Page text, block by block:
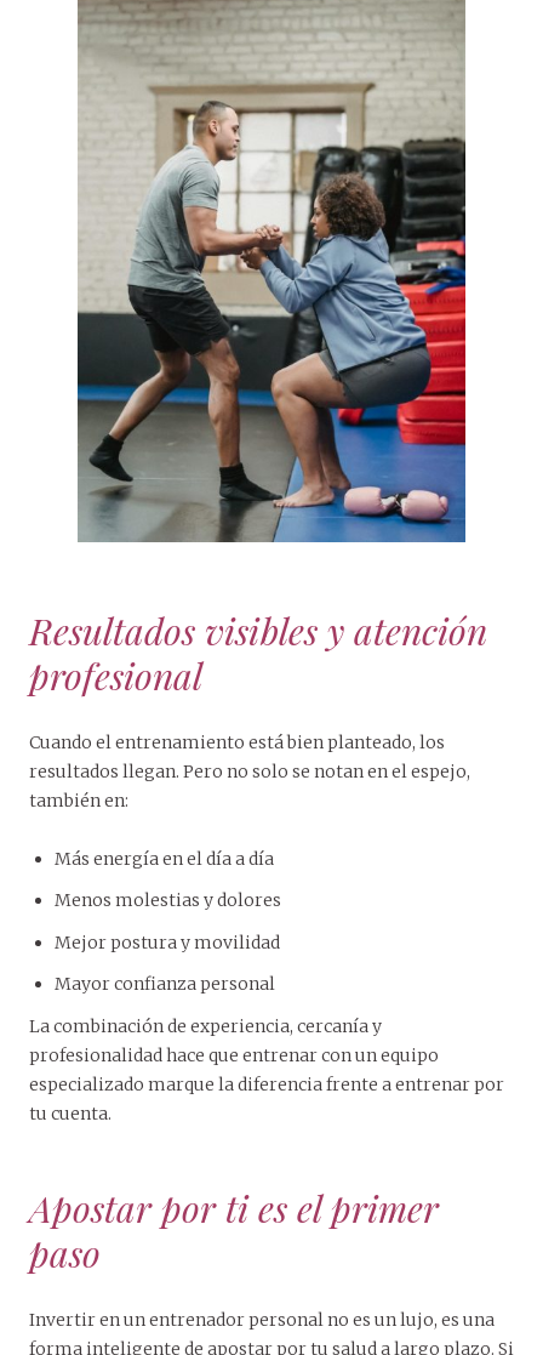
Resultados visibles y atención
profesional
Cuando el entrenamiento está bien planteado, los
resultados llegan. Pero no solo se notan en el espejo,
también en:
Más energía en el día a día
Menos molestias y dolores
Mejor postura y movilidad
Mayor confianza personal
La combinación de experiencia, cercanía y
profesionalidad hace que entrenar con un equipo
especializado marque la diferencia frente a entrenar por
tu cuenta.
Apostar por ti es el primer
paso
Invertir en un entrenador personal no es un lujo, es una
forma inteligente de apostar por tu salud a largo plazo. Si